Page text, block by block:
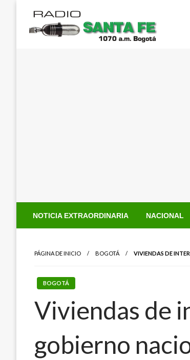
contenido
NOTICIA EXTRAORDINARIA NACIONAL
PÁGINA DE INICIO BOGOTÁ VIVIENDAS DE
BOGOTÁ
Viviendas de
gobierno